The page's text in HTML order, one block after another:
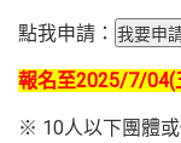
點我申請：
報名至2025/7/04(
※ 10人以下團體